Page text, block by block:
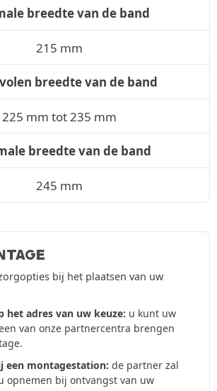
breedte van de band
215 mm
breedte van de band
225 mm tot 235 mm
breedte van de band
245 mm
bij het plaatsen van uw
het adres van uw keuze: u kunt uw
van onze partnercentra brengen
een montagestation: de partner zal
opnemen bij ontvangst van uw